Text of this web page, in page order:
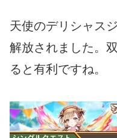
天使のデリシャス
解放されました。
ると有利ですね。